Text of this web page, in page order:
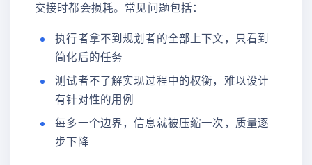
交接时都会损耗。常见问题包括：
执行者拿不到规划者的全部上下文，只看到
简化后的任务
测试者不了解实现过程中的权衡，难以设计
有针对性的用例
每多一个边界，信息就被压缩一次，质量逐
步下降